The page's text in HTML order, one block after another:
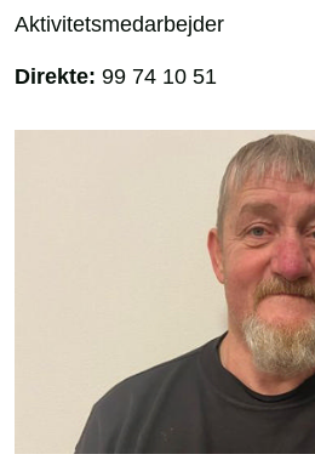
Aktivitetsmedarbejder
Direkte: 99 74 10 51